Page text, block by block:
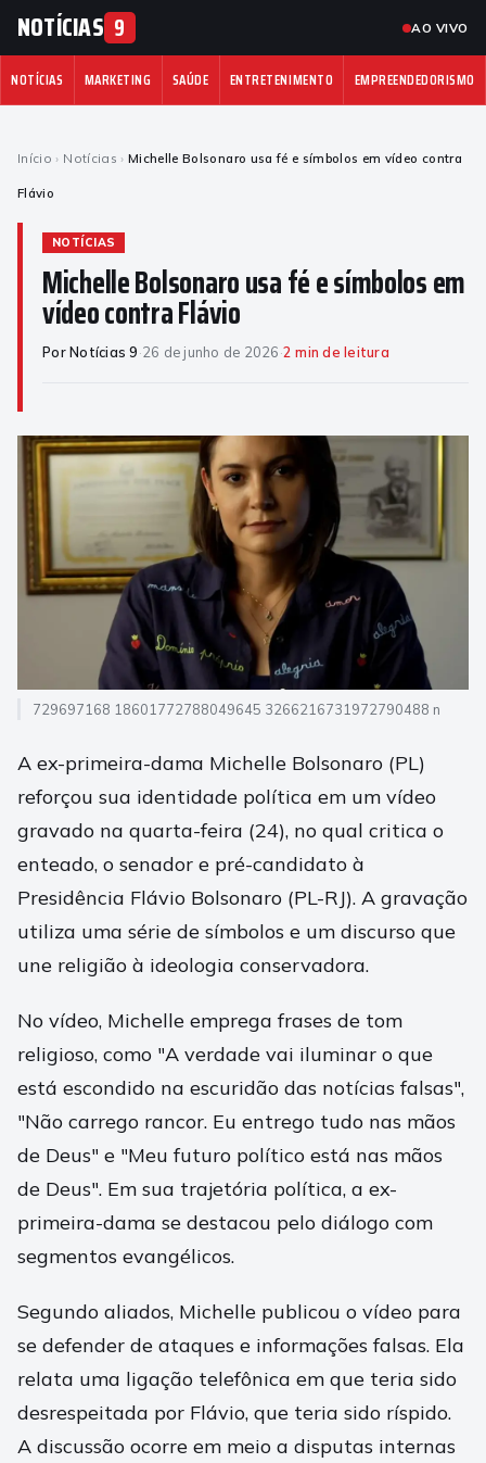
NOTÍCIAS 9 AO VIVO
NOTÍCIAS MARKETING SAÚDE ENTRETENIMENTO EMPREENDEDORISMO
Início › Notícias › Michelle Bolsonaro usa fé e símbolos em vídeo contra
Flávio
NOTÍCIAS
Michelle Bolsonaro usa fé e símbolos em
vídeo contra Flávio
Por Notícias 9·26 de junho de 2026·2 min de leitura
729697168 18601772788049645 3266216731972790488 n
A ex-primeira-dama Michelle Bolsonaro (PL)
reforçou sua identidade política em um vídeo
gravado na quarta-feira (24), no qual critica o
enteado, o senador e pré-candidato à
Presidência Flávio Bolsonaro (PL-RJ). A gravação
utiliza uma série de símbolos e um discurso que
une religião à ideologia conservadora.
No vídeo, Michelle emprega frases de tom
religioso, como "A verdade vai iluminar o que
está escondido na escuridão das notícias falsas",
"Não carrego rancor. Eu entrego tudo nas mãos
de Deus" e "Meu futuro político está nas mãos
de Deus". Em sua trajetória política, a ex-
primeira-dama se destacou pelo diálogo com
segmentos evangélicos.
Segundo aliados, Michelle publicou o vídeo para
se defender de ataques e informações falsas. Ela
relata uma ligação telefônica em que teria sido
desrespeitada por Flávio, que teria sido ríspido.
A discussão ocorre em meio a disputas internas